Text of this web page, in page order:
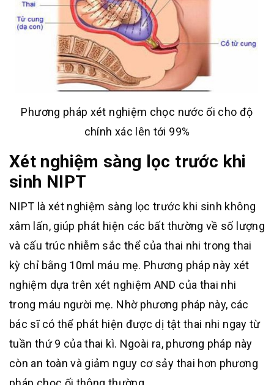
Phương pháp xét nghiệm chọc nước ối cho độ
chính xác lên tới 99%
Xét nghiệm sàng lọc trước khi
sinh NIPT
NIPT là xét nghiệm sàng lọc trước khi sinh không
xâm lấn, giúp phát hiện các bất thường về số lượng
và cấu trúc nhiễm sắc thể của thai nhi trong thai
kỳ chỉ bằng 10ml máu mẹ. Phương pháp này xét
nghiệm dựa trên xét nghiệm AND của thai nhi
trong máu người mẹ. Nhờ phương pháp này, các
bác sĩ có thể phát hiện được dị tật thai nhi ngay từ
tuần thứ 9 của thai kì. Ngoài ra, phương pháp này
còn an toàn và giảm nguy cơ sảy thai hơn phương